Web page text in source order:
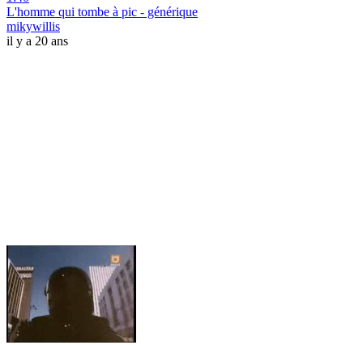
L'homme qui tombe à pic - générique
mikywillis
il y a 20 ans